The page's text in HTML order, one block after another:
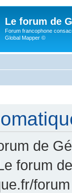
Le forum de
Forum francophone
Global Mapper ©
de
forum